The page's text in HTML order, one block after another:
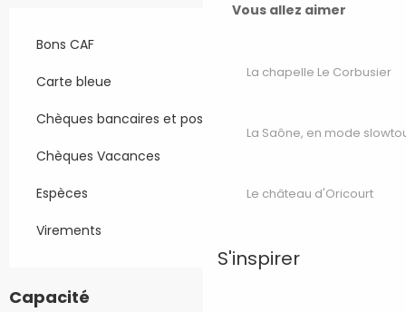
Vous allez aimer
La chapelle Le Corbusier
La Saône, en mode
Le château d'Oricourt
S'inspirer
Bons CAF
Carte bleue
Chèques bancaires et postaux
Chèques Vacances
Espèces
Virements
Capacité